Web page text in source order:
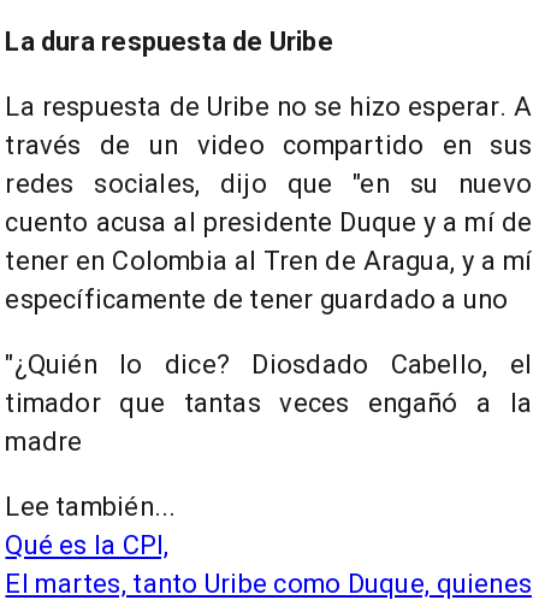
La dura respuesta de Uribe
La respuesta de Uribe no se hizo esperar. A
través de un video compartido en sus
redes sociales, dijo que "en su nuevo
cuento acusa al presidente Duque y a mí de
tener en Colombia al Tren de Aragua, y a mí
específicamente de tener guardado a uno
"¿Quién lo dice? Diosdado Cabello, el
timador que tantas veces engañó a la
madre
Lee también...
Qué es la CPI,
El martes, tanto Uribe como Duque, quienes